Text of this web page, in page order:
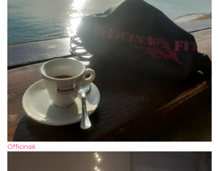
Officina6